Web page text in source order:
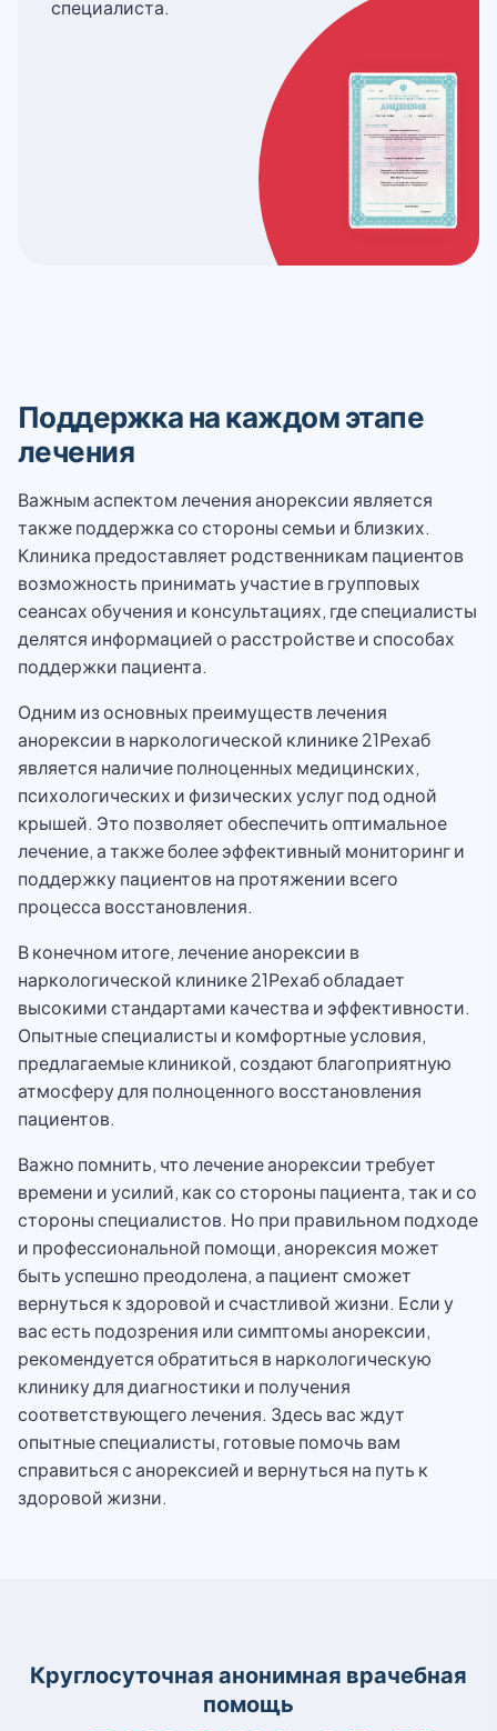
специалиста.
Поддержка на каждом этапе
лечения
Важным аспектом лечения анорексии является
также поддержка со стороны семьи и близких.
Клиника предоставляет родственникам пациентов
возможность принимать участие в групповых
сеансах обучения и консультациях, где специалисты
делятся информацией о расстройстве и способах
поддержки пациента.
Одним из основных преимуществ лечения
анорексии в наркологической клинике 21Рехаб
является наличие полноценных медицинских,
психологических и физических услуг под одной
крышей. Это позволяет обеспечить оптимальное
лечение, а также более эффективный мониторинг и
поддержку пациентов на протяжении всего
процесса восстановления.
В конечном итоге, лечение анорексии в
наркологической клинике 21Рехаб обладает
высокими стандартами качества и эффективности.
Опытные специалисты и комфортные условия,
предлагаемые клиникой, создают благоприятную
атмосферу для полноценного восстановления
пациентов.
Важно помнить, что лечение анорексии требует
времени и усилий, как со стороны пациента, так и со
стороны специалистов. Но при правильном подходе
и профессиональной помощи, анорексия может
быть успешно преодолена, а пациент сможет
вернуться к здоровой и счастливой жизни. Если у
вас есть подозрения или симптомы анорексии,
рекомендуется обратиться в наркологическую
клинику для диагностики и получения
соответствующего лечения. Здесь вас ждут
опытные специалисты, готовые помочь вам
справиться с анорексией и вернуться на путь к
здоровой жизни.
Круглосуточная анонимная врачебная
помощь